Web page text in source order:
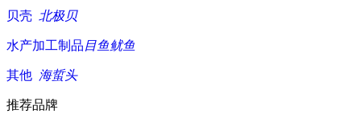
贝壳 北极贝
水产加工制品目鱼鱿鱼
其他 海蜇头
推荐品牌